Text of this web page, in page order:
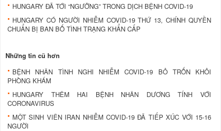
HUNGARY ĐÃ TỚI “NGƯỠNG” TRONG DỊCH BỆNH COVID-19
HUNGARY CÓ NGƯỜI NHIỄM COVID-19 THỨ 13, CHÍNH QUYỀN
CHUẨN BỊ BAN BỐ TÌNH TRẠNG KHẨN CẤP
Những tin cũ hơn
BỆNH NHÂN TÌNH NGHI NHIỄM COVID-19 BỎ TRỐN KHỎI
PHÒNG KHÁM
HUNGARY THÊM HAI BỆNH NHÂN DƯƠNG TÍNH VỚI
CORONAVIRUS
MỘT SINH VIÊN IRAN NHIỄM COVID-19 ĐÃ TIẾP XÚC VỚI 15-16
NGƯỜI